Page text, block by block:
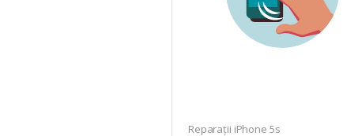
Reparații iPhone 5s